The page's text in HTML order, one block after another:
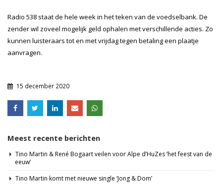
Radio 538 staat de hele week in het teken van de voedselbank. De
zender wil zoveel mogelijk geld ophalen met verschillende acties. Zo
kunnen luisteraars tot en met vrijdag tegen betaling een plaatje
aanvragen.
15 december 2020
Meest recente berichten
Tino Martin & René Bogaart veilen voor Alpe d’HuZes ‘het feest van de
eeuw’
Tino Martin komt met nieuwe single ‘Jong & Dom’